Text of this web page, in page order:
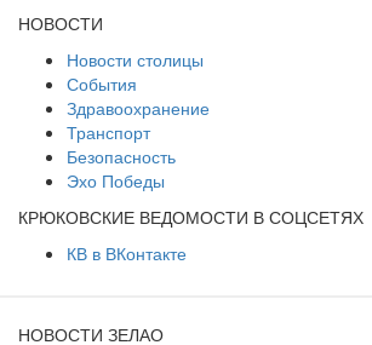
НОВОСТИ
Новости столицы
События
Здравоохранение
Транспорт
Безопасность
Эхо Победы
КРЮКОВСКИЕ ВЕДОМОСТИ В СОЦСЕТЯХ
КВ в ВКонтакте
НОВОСТИ ЗЕЛАО